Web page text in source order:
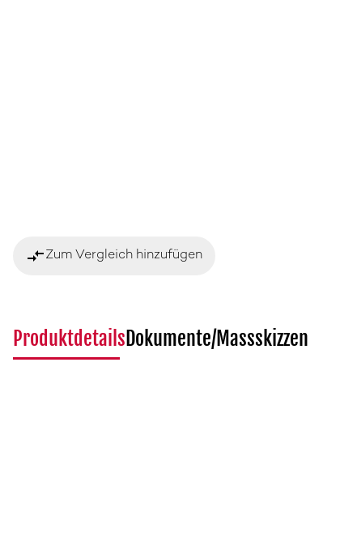
compare_arrowsZum Vergleich hinzufügen
ProduktdetailsDokumente/Massskizzen